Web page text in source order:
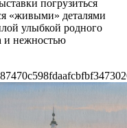
погрузиться
«живыми» деталями
улыбкой родного
и нежностью